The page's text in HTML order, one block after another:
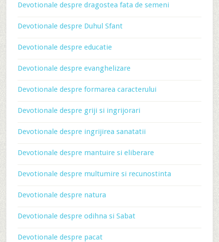
Devotionale despre dragostea fata de semeni
Devotionale despre Duhul Sfant
Devotionale despre educatie
Devotionale despre evanghelizare
Devotionale despre formarea caracterului
Devotionale despre griji si ingrijorari
Devotionale despre ingrijirea sanatatii
Devotionale despre mantuire si eliberare
Devotionale despre multumire si recunostinta
Devotionale despre natura
Devotionale despre odihna si Sabat
Devotionale despre pacat